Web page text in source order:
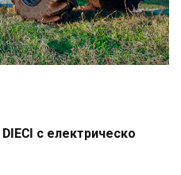
с електрическо